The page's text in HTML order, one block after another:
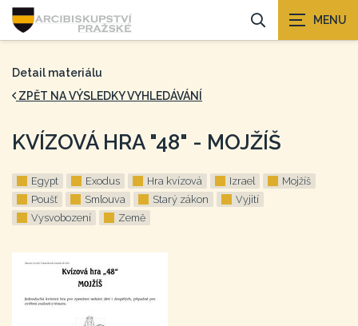
Detail materiálu
ZPĚT NA VÝSLEDKY VYHLEDÁVÁNÍ
KVÍZOVÁ HRA "48" - MOJŽÍŠ
Egypt Exodus Hra kvízová Izrael
Mojžíš
Poušť
Smlouva Starý zákon
Vyjití
Vysvobození
Země